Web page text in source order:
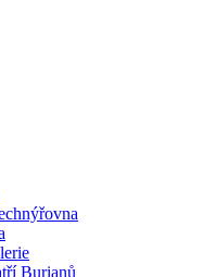
Burianů